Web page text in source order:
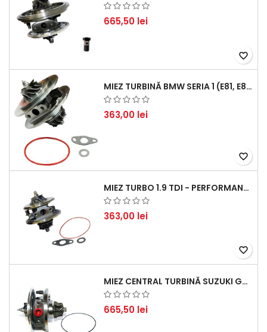
665,50 lei
favorite_border
MIEZ TURBINĂ BMW SERIA 1 (E81, E87) 120 D - CREȘTEȚI PERFORMANȚA ȘI RĂSPUNSUL MOTORULUI
363,00 lei
favorite_border
MIEZ TURBO 1.9 TDI - PERFORMANȚĂ FIABILĂ PENTRU AUDI, SEAT, SKODA ȘI VW
363,00 lei
favorite_border
MIEZ CENTRAL TURBINĂ SUZUKI GRAND ESCUDO II 1.9 DDIS TRACȚIUNE INTEGRALĂ - MOTORIZARE 1.9L, 95 KW (129 CP)
665,50 lei